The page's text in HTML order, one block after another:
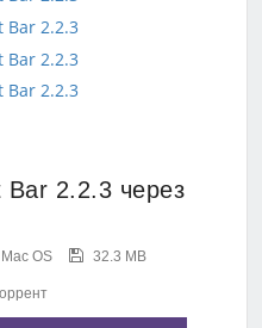
Bar 2.2.3 через
OS 32.3 MB